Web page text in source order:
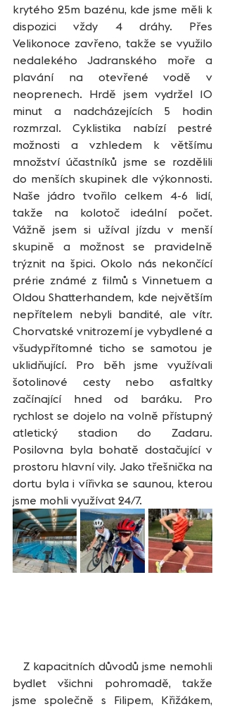
krytého 25m bazénu, kde jsme měli k
dispozici vždy 4 dráhy. Přes
Velikonoce zavřeno, takže se využilo
nedalekého Jadranského moře a
plavání na otevřené vodě v
neoprenech. Hrdě jsem vydržel 10
minut a nadcházejících 5 hodin
rozmrzal. Cyklistika nabízí pestré
možnosti a vzhledem k většímu
množství účastníků jsme se rozdělili
do menších skupinek dle výkonnosti.
Naše jádro tvořilo celkem 4-6 lidí,
takže na kolotoč ideální počet.
Vážně jsem si užíval jízdu v menší
skupině a možnost se pravidelně
trýznit na špici. Okolo nás nekončící
prérie známé z filmů s Vinnetuem a
Oldou Shatterhandem, kde největším
nepřítelem nebyli bandité, ale vítr.
Chorvatské vnitrozemí je vybydlené a
všudypřítomné ticho se samotou je
uklidňující. Pro běh jsme využívali
šotolinové cesty nebo asfaltky
začínající hned od baráku. Pro
rychlost se dojelo na volně přístupný
atletický stadion do Zadaru.
Posilovna byla bohatě dostačující v
prostoru hlavní vily. Jako třešnička na
dortu byla i vířivka se saunou, kterou
jsme mohli využívat 24/7.
bydlet všichni pohromadě, takže
jsme společně s Filipem, Křižákem,